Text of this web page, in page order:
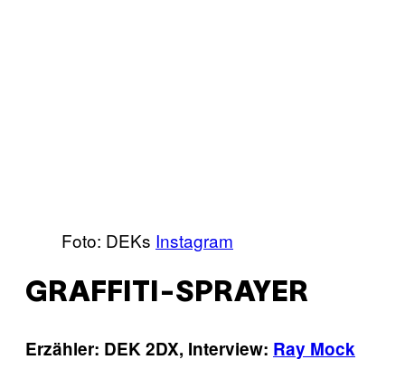
Foto: DEKs Instagram
GRAFFITI-SPRAYER
Erzähler: DEK 2DX, Interview: Ray Mock